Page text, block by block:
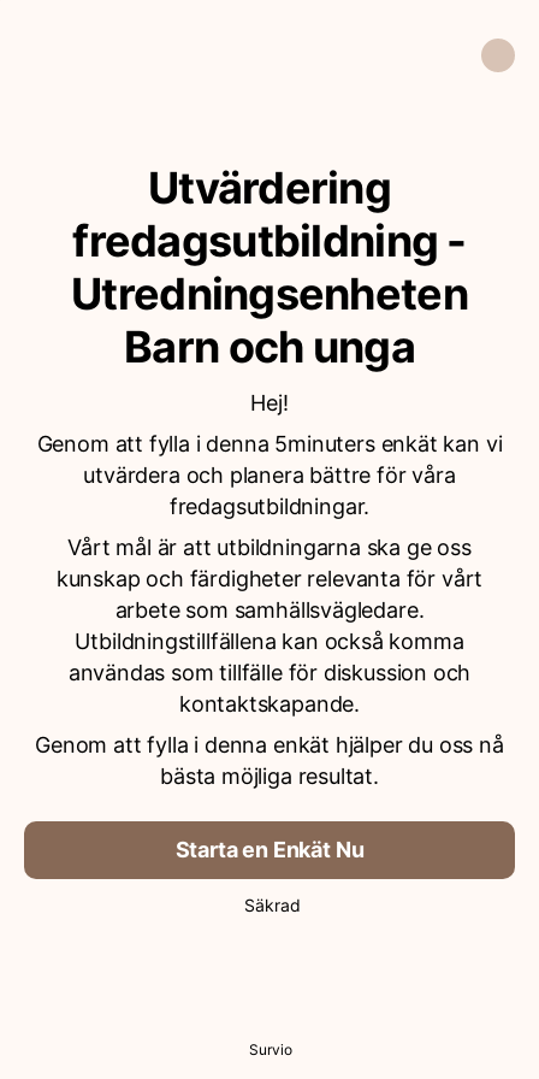
Utvärdering
fredagsutbildning -
Utredningsenheten
Barn och unga
Hej!
Genom att fylla i denna 5minuters enkät kan vi
utvärdera och planera bättre för våra
fredagsutbildningar.
Vårt mål är att utbildningarna ska ge oss
kunskap och färdigheter relevanta för vårt
arbete som samhällsvägledare.
Utbildningstillfällena kan också komma
användas som tillfälle för diskussion och
kontaktskapande.
Genom att fylla i denna enkät hjälper du oss nå
bästa möjliga resultat.
Starta en Enkät Nu
Säkrad
Survio